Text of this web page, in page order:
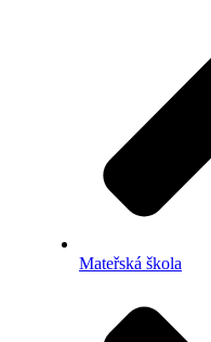
Mateřská škola